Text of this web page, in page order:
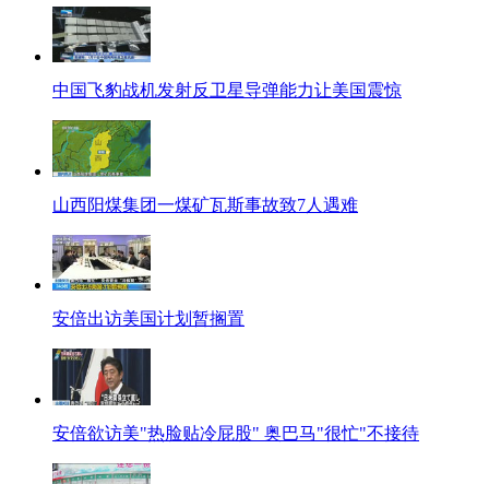
中国飞豹战机发射反卫星导弹能力让美国震惊
山西阳煤集团一煤矿瓦斯事故致7人遇难
安倍出访美国计划暂搁置
安倍欲访美"热脸贴冷屁股" 奥巴马"很忙"不接待